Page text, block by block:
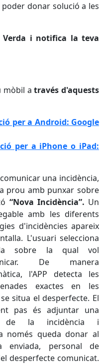
donar solució a les
Verda i notifica la teva
mòbil através d'aquests
per a Android: Google
per a iPhone o iPad:
una incidència,
prou amb punxar sobre
“Nova Incidència”. Un
amb les diferents
d'incidències apareix
L'usuari selecciona
sobre la qual vol
De manera
l'APP detecta les
exactes en les
situa el desperfecte. El
pas és adjuntar una
de la incidència i
només queda donar al
enviada, personal de
desperfecte comunicat.